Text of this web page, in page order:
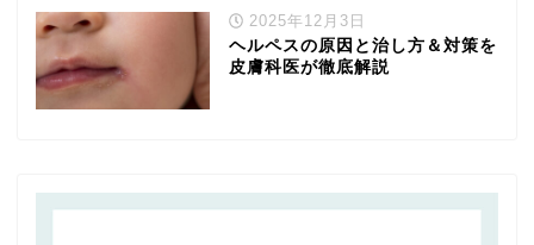
2025年12月3日
ヘルペスの原因と治し方＆対策を
皮膚科医が徹底解説